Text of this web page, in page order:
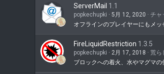
ン
テ
ン
ツ
ア
ServerMail 1.1
popkechupki 5月 12, 2020
チャ
オフラインのプレイヤーにもメッ
FireLiquidRestriction 1.3.5
popkechupki 2月 17, 2018
荒ら
ブロックへの着火、水やマグマ